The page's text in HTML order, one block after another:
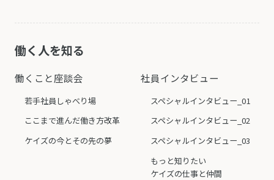
働く人を知る
働くこと座談会
若手社員しゃべり場
ここまで進んだ働き方改革
ケイズの今とその先の夢
社員インタビュー
スペシャルインタビュー_01
スペシャルインタビュー_02
スペシャルインタビュー_03
もっと知りたい
ケイズの仕事と仲間